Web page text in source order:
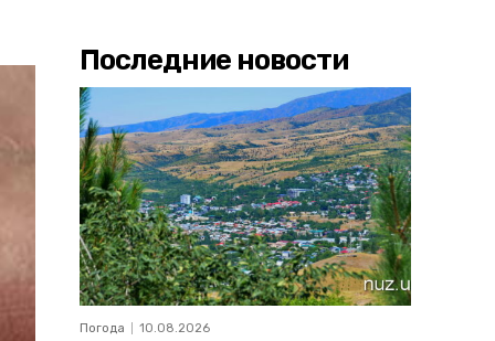
Последние новости
Погода 10.08.2026